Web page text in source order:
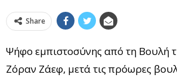
Share
Ψήφο εμπιστοσύνης από τη Βουλή
Ζόραν Ζάεφ, μετά τις πρόωρες